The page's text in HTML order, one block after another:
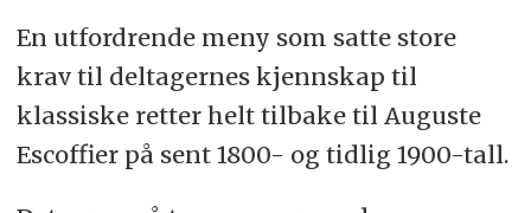
En utfordrende meny som satte store
krav til deltagernes kjennskap til
klassiske retter helt tilbake til Auguste
Escoffier på sent 1800- og tidlig 1900-tall.